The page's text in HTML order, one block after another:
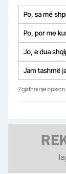
Po, sa më
Po, por me
Jo, e dua
Jam tashmë
Zgjidhni një